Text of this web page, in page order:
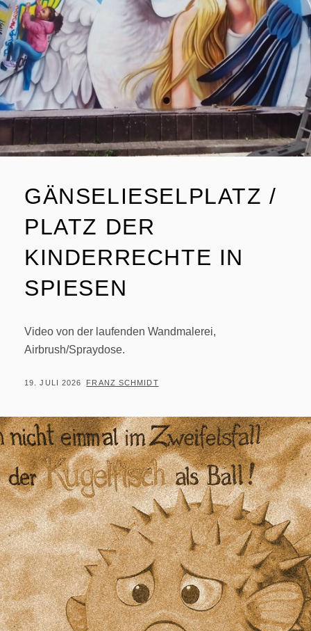
GÄNSELIESELPLATZ /
PLATZ DER
KINDERRECHTE IN
SPIESEN
Video von der laufenden Wandmalerei,
Airbrush/Spraydose.
POSTED
19. JULI 2026 BY
FRANZ SCHMIDT